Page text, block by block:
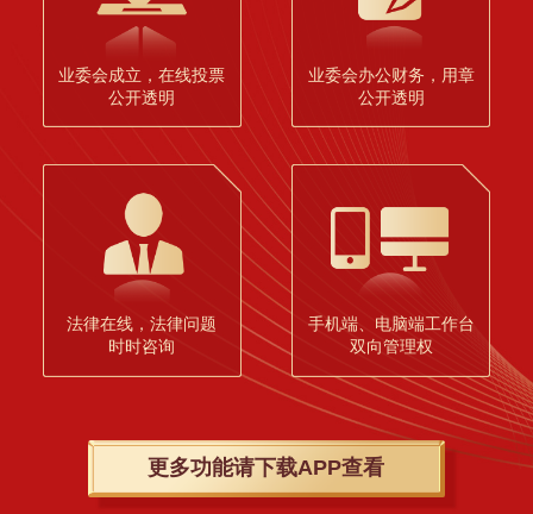
业委会成立，在线投票
公开透明
业委会办公财务，用章
公开透明
法律在线，法律问题
时时咨询
手机端、电脑端工作台
双向管理权
更多功能请下载APP查看